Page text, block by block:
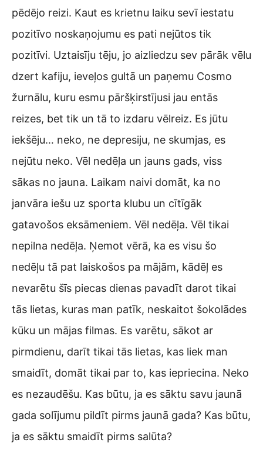
pēdējo reizi. Kaut es krietnu laiku sevī iestatu
pozitīvo noskaņojumu es pati nejūtos tik
pozitīvi. Uztaisīju tēju, jo aizliedzu sev pārāk vēlu
dzert kafiju, ieveļos gultā un paņemu Cosmo
žurnālu, kuru esmu pāršķirstījusi jau entās
reizes, bet tik un tā to izdaru vēlreiz. Es jūtu
iekšēju… neko, ne depresiju, ne skumjas, es
nejūtu neko. Vēl nedēļa un jauns gads, viss
sākas no jauna. Laikam naivi domāt, ka no
janvāra iešu uz sporta klubu un cītīgāk
gatavošos eksāmeniem. Vēl nedēļa. Vēl tikai
nepilna nedēļa. Ņemot vērā, ka es visu šo
nedēļu tā pat laiskošos pa mājām, kādēļ es
nevarētu šīs piecas dienas pavadīt darot tikai
tās lietas, kuras man patīk, neskaitot šokolādes
kūku un mājas filmas. Es varētu, sākot ar
pirmdienu, darīt tikai tās lietas, kas liek man
smaidīt, domāt tikai par to, kas iepriecina. Neko
es nezaudēšu. Kas būtu, ja es sāktu savu jaunā
gada solījumu pildīt pirms jaunā gada? Kas būtu,
ja es sāktu smaidīt pirms salūta?